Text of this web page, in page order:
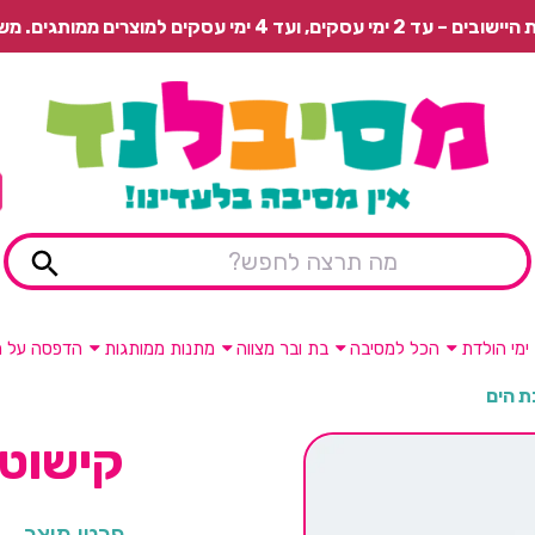
רגיל בתשלום או איסוף עצמי חינם.
ימי הולדת הכל למסיבה בת ובר מצווה מתנות ממותגות הדפסה על
הים